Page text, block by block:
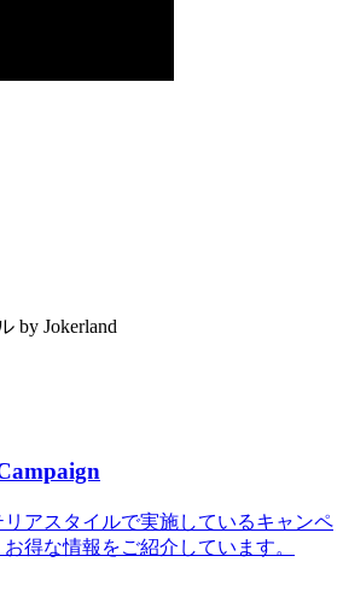
アスタイルで実施しているキャンペ
得な情報をご紹介しています。